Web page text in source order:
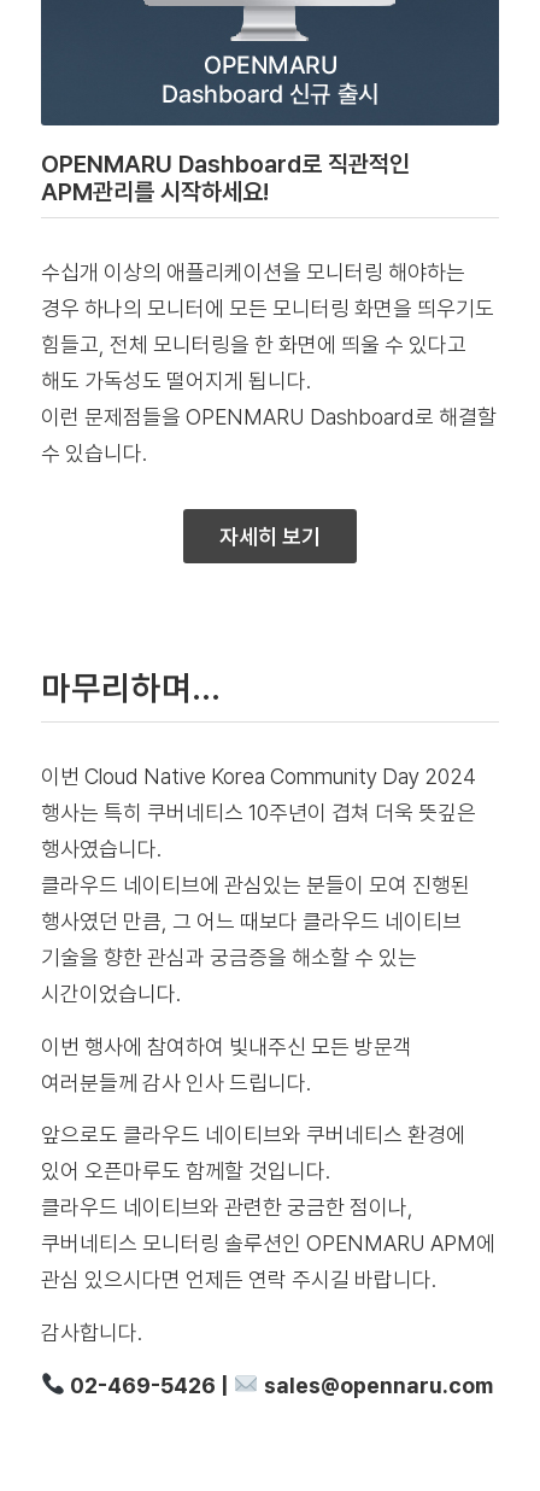
OPENMARU Dashboard로 직관적인
APM관리를 시작하세요!
수십개 이상의 애플리케이션을 모니터링 해야하는
경우 하나의 모니터에 모든 모니터링 화면을 띄우기도
힘들고, 전체 모니터링을 한 화면에 띄울 수 있다고
해도 가독성도 떨어지게 됩니다.
이런 문제점들을 OPENMARU Dashboard로 해결할
수 있습니다.
자세히 보기
마무리하며…
이번 Cloud Native Korea Community Day 2024
행사는 특히 쿠버네티스 10주년이 겹쳐 더욱 뜻깊은
행사였습니다.
클라우드 네이티브에 관심있는 분들이 모여 진행된
행사였던 만큼, 그 어느 때보다 클라우드 네이티브
기술을 향한 관심과 궁금증을 해소할 수 있는
시간이었습니다.
이번 행사에 참여하여 빛내주신 모든 방문객
여러분들께 감사 인사 드립니다.
앞으로도 클라우드 네이티브와 쿠버네티스 환경에
있어 오픈마루도 함께할 것입니다.
클라우드 네이티브와 관련한 궁금한 점이나,
쿠버네티스 모니터링 솔루션인 OPENMARU APM에
관심 있으시다면 언제든 연락 주시길 바랍니다.
감사합니다.
02-469-5426 | sales@opennaru.com